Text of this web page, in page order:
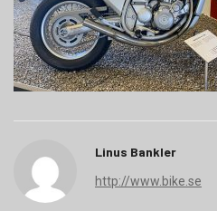
Linus Bankler
http://www.bike.se